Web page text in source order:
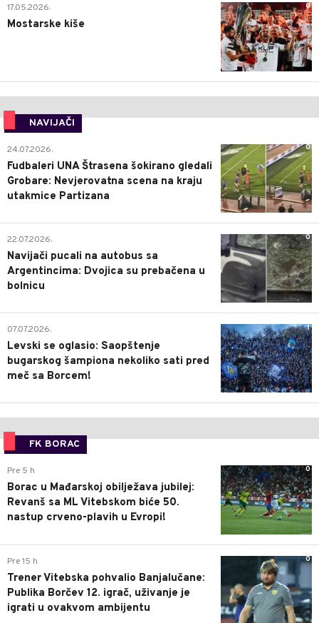
0
17.05.2026.
Mostarske kiše
NAVIJAČI
0
24.07.2026.
Fudbaleri UNA Štrasena šokirano gledali
Grobare: Nevjerovatna scena na kraju
utakmice Partizana
0
22.07.2026.
Navijači pucali na autobus sa
Argentincima: Dvojica su prebačena u
bolnicu
1
07.07.2026.
Levski se oglasio: Saopštenje
bugarskog šampiona nekoliko sati pred
meč sa Borcem!
FK BORAC
0
Pre 5 h
Borac u Mađarskoj obilježava jubilej:
Revanš sa ML Vitebskom biće 50.
nastup crveno-plavih u Evropi!
0
Pre 15 h
Trener Vitebska pohvalio Banjalučane:
Publika Borčev 12. igrač, uživanje je
igrati u ovakvom ambijentu